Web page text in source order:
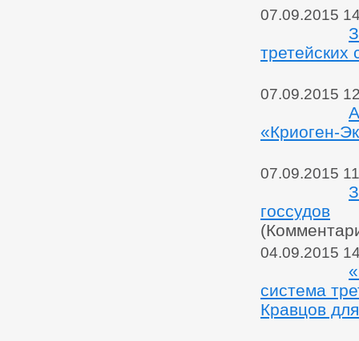
07.09.2015
07.09.2015
«Криоген-
07.09.2015
госсудов
04.09.2015
система
Кравцов